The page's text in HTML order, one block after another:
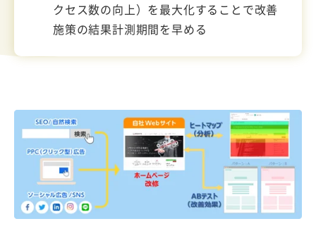
クセス数の向上）を最大化することで改善
施策の結果計測期間を早める